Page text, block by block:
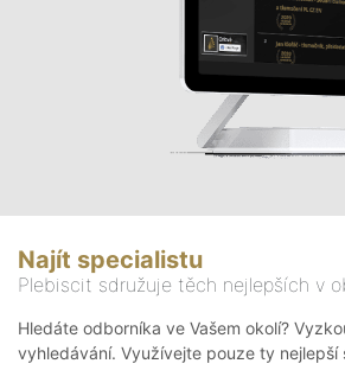
Najít specialistu
Plebiscit sdružuje těch nejlepších v
Hledáte odborníka ve Vašem okolí?
vyhledávání. Využívejte pouze ty nejlepší